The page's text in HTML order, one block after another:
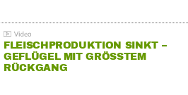
FLEISCHPRODUKTION SINKT –
GEFLÜGEL MIT GRÖSSTEM R
ÜCKGANG